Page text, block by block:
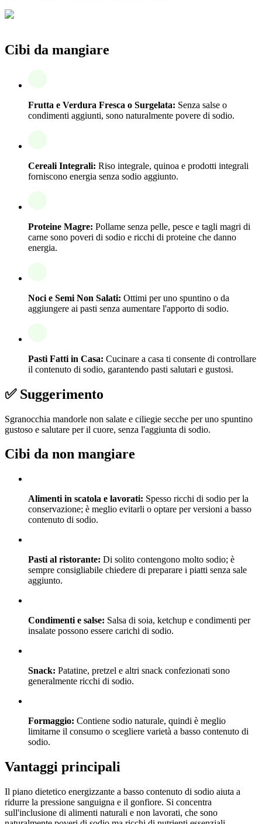
Cibi da mangiare
Frutta e Verdura Fresca o Surgelata: Senza salse o
condimenti aggiunti, sono naturalmente povere di sodio.
Cereali Integrali: Riso integrale, quinoa e prodotti integrali
forniscono energia senza sodio aggiunto.
Proteine Magre: Pollame senza pelle, pesce e tagli magri di
carne sono poveri di sodio e ricchi di proteine che danno
energia.
Noci e Semi Non Salati: Ottimi per uno spuntino o da
aggiungere ai pasti senza aumentare l'apporto di sodio.
Pasti Fatti in Casa: Cucinare a casa ti consente di controllare
il contenuto di sodio, garantendo pasti salutari e gustosi.
✅ Suggerimento
Sgranocchia mandorle non salate e ciliegie secche per uno spuntino
gustoso e salutare per il cuore, senza l'aggiunta di sodio.
Cibi da non mangiare
Alimenti in scatola e lavorati: Spesso ricchi di sodio per la
conservazione; è meglio evitarli o optare per versioni a basso
contenuto di sodio.
Pasti al ristorante: Di solito contengono molto sodio; è
sempre consigliabile chiedere di preparare i piatti senza sale
aggiunto.
Condimenti e salse: Salsa di soia, ketchup e condimenti per
insalate possono essere carichi di sodio.
Snack: Patatine, pretzel e altri snack confezionati sono
generalmente ricchi di sodio.
Formaggio: Contiene sodio naturale, quindi è meglio
limitarne il consumo o scegliere varietà a basso contenuto di
sodio.
Vantaggi principali
Il piano dietetico energizzante a basso contenuto di sodio aiuta a
ridurre la pressione sanguigna e il gonfiore. Si concentra
sull'inclusione di alimenti naturali e non lavorati, che sono